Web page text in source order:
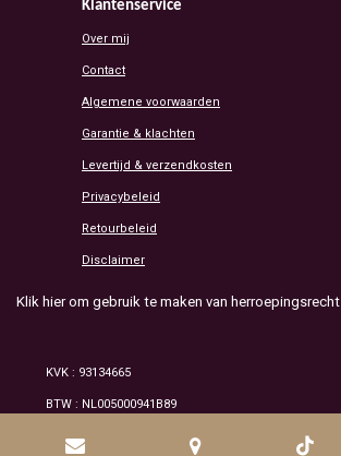
Klantenservice
Over mij
Contact
Algemene voorwaarden
Garantie & klachten
Levertijd & verzendkosten
Privacybeleid
Retourbeleid
Disclaimer
Klik hier om gebruik te maken van herroepingsrecht
KVK : 93134665
BTW : NL005000941B89
© 2026 Alle rechten voorbehouden /mineraluxe